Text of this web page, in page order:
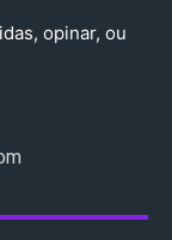
opinar, ou